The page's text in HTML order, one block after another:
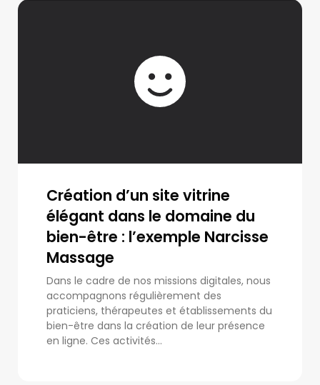
Création d’un site vitrine
élégant dans le domaine du
bien-être : l’exemple Narcisse
Massage
Dans le cadre de nos missions digitales, nous
accompagnons régulièrement des
praticiens, thérapeutes et établissements du
bien-être dans la création de leur présence
en ligne. Ces activités...